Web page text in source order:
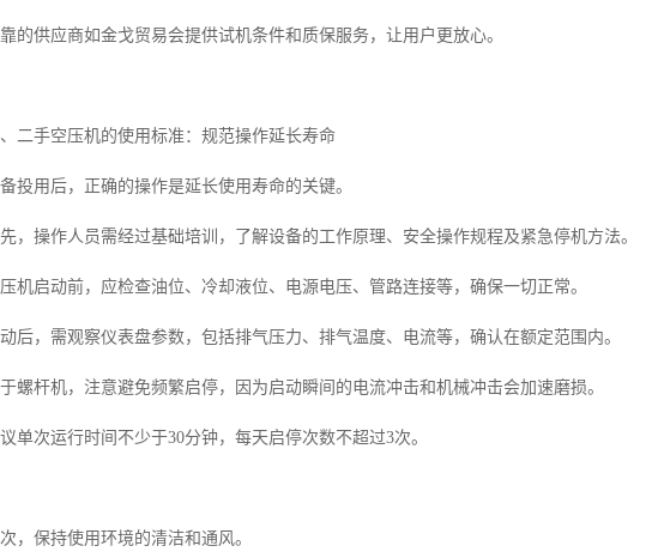
的供应商如金戈贸易会提供试机条件和质保服务，让用户更放心。
二手空压机的使用标准：规范操作延长寿命
投用后，正确的操作是延长使用寿命的关键。
，操作人员需经过基础培训，了解设备的工作原理、安全操作规程及紧急停机方法。
机启动前，应检查油位、冷却液位、电源电压、管路连接等，确保一切正常。
后，需观察仪表盘参数，包括排气压力、排气温度、电流等，确认在额定范围内。
螺杆机，注意避免频繁启停，因为启动瞬间的电流冲击和机械冲击会加速磨损。
单次运行时间不少于30分钟，每天启停次数不超过3次。
，保持使用环境的清洁和通风。